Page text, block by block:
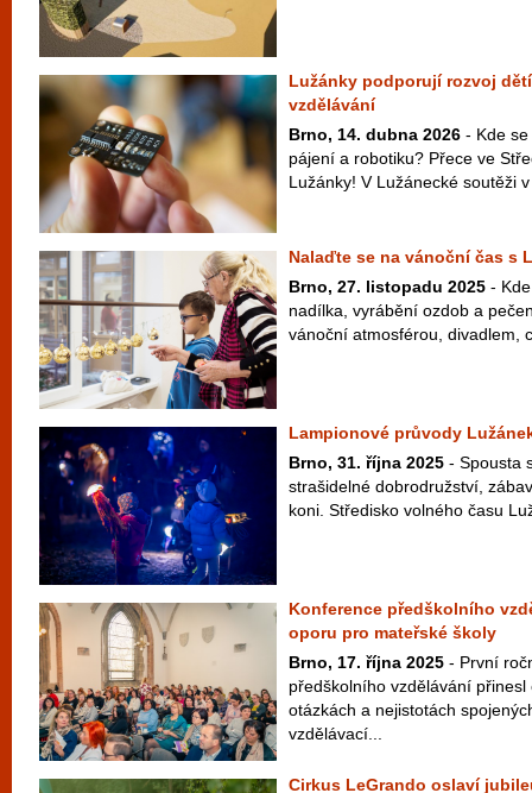
Lužánky podporují rozvoj
vzdělávání
Brno, 14. dubna 2026 - Kde
pájení a robotiku? Přece ve
Lužánky! V Lužánecké soutěži
Nalaďte se na vánoční čas s
Brno, 27. listopadu 2025 -
nadílka, vyrábění ozdob a
vánoční atmosférou, divadlem,
Lampionové průvody
Brno, 31. října 2025 - Spousta
strašidelné dobrodružství,
koni. Středisko volného času
Konference předškolního
oporu pro mateřské školy
Brno, 17. října 2025 - První
předškolního vzdělávání
otázkách a nejistotách
vzdělávací...
Cirkus LeGrando oslaví